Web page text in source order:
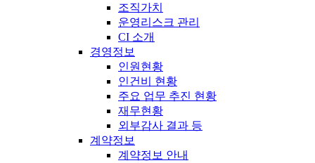
조직가치
운영리스크 관리
CI 소개
경영정보
인원현황
인건비 현황
주요 업무 추진 현황
재무현황
외부감사 결과 등
계약정보
계약정보 안내